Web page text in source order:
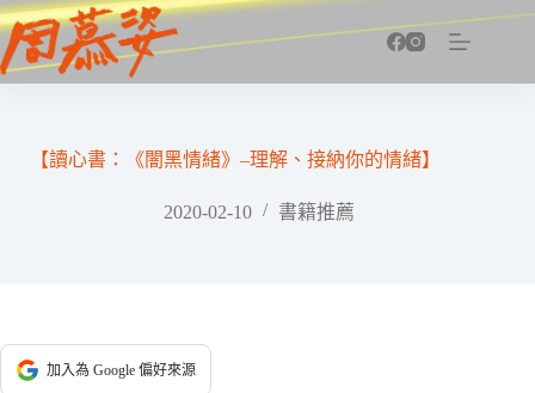
跳
至
主
【讀心書：《闇黑情緒》–理解、接納你的情緒】
2020-02-10 書籍推薦
加入為 Google 偏好來源